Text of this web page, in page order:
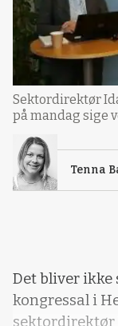
Sektordirektør
på mandag sige
Tenna
Det bliver ikke
kongressal i
sektordirektør